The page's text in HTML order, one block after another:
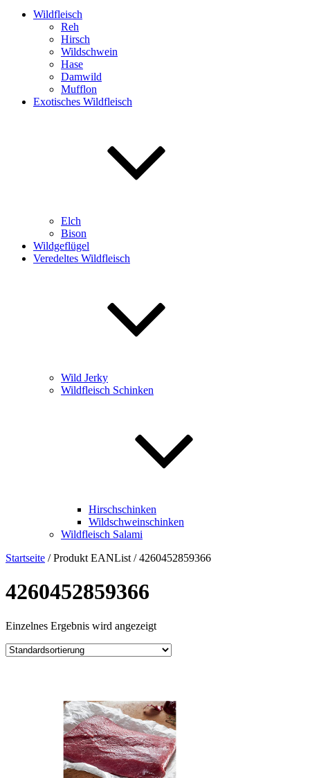
Wildfleisch
Reh
Hirsch
Wildschwein
Hase
Damwild
Mufflon
Exotisches Wildfleisch
Elch
Bison
Wildgeflügel
Veredeltes Wildfleisch
Wild Jerky
Wildfleisch Schinken
Hirschschinken
Wildschweinschinken
Wildfleisch Salami
Startseite / Produkt EANList / 4260452859366
4260452859366
Einzelnes Ergebnis wird angezeigt